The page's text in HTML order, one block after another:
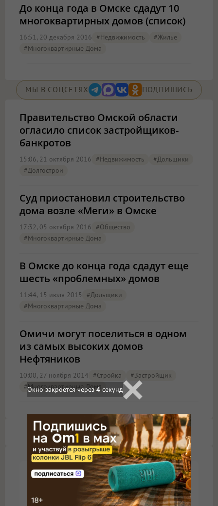
До конца года в Омске сдадут 10
многоквартирных домов (список)
16:51, 20 декабря 2016 #Недвижимость
#жилье
#многоквартирные Дома
МЫ В СОЦСЕТЯХ ПОДПИШИСЬ
Правительство Омской области
огласило список застройщиков-
банкротов
15:06, 21 октября 2016 #Недвижимость
#дольщики
#долгострои
Суд приостановил строительство
дома возле «Меги» в Омске
17:32, 05 октября 2016 #Общество
#многоквартирные Дома
В Омске до конца года сдадут еще
шесть «проблемных» домов
11:44, 15 июля 2015
#дольщики
#многоквартирные Дома
Омичи могут поселиться в одном
из самых высоких домов
Нефтяников
10:00, 27 ноября 2014 #стройка
#застройщик
#многоквартирные Дома
Окно закроется через3секунд